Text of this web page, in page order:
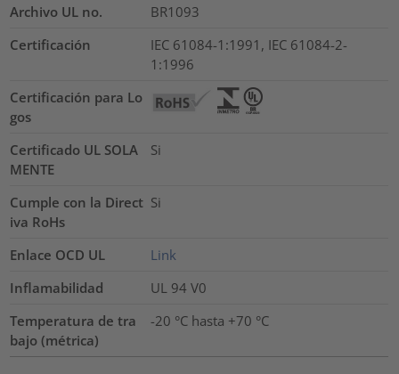
Archivo UL no.
BR1093
Certificación
IEC 61084-1:1991, IEC 61084-2-
1:1996
Certificación para Lo
gos
Certificado UL SOLA
MENTE
Si
Cumple con la Direct
iva RoHs
Si
Enlace OCD UL
Link
Inflamabilidad
UL 94 V0
Temperatura de tra
bajo (métrica)
-20 °C hasta +70 °C